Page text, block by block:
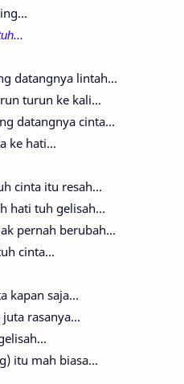
datangnya lintah...
turun ke kali...
datangnya cinta...
ke hati...
cinta itu resah...
hati tuh gelisah...
pernah berubah...
cinta...
kapan saja...
rasanya...
itu mah biasa...